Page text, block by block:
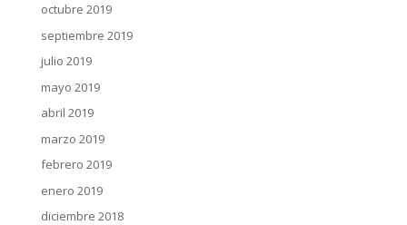
octubre 2019
septiembre 2019
julio 2019
mayo 2019
abril 2019
marzo 2019
febrero 2019
enero 2019
diciembre 2018